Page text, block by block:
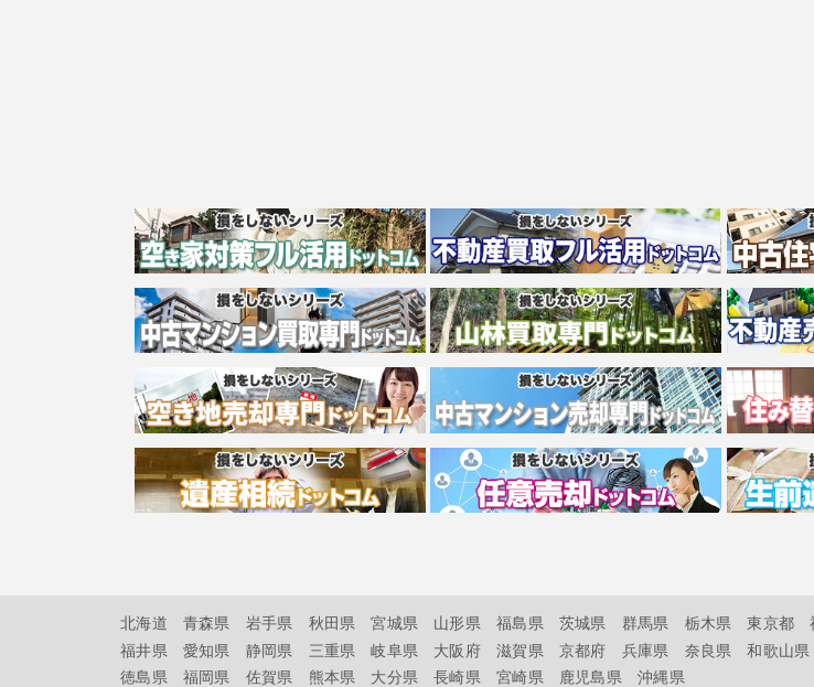
北海道 青森県 岩手県 秋田県 宮城県 山形県 福島県 茨城県 群馬県 栃木県 東京都
福井県
愛知県 静岡県 三重県 岐阜県 大阪府 滋賀県 京都府 兵庫県 奈良県 和歌山県
徳島県
福岡県 佐賀県 熊本県 大分県 長崎県 宮崎県 鹿児島県 沖縄県